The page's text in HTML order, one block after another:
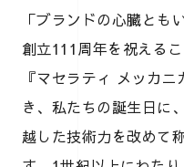
「ブランドの心臓とも
創立111周年を祝える
『マセラティ メッカ
き、私たちの誕生日に
越した技術力を改めて